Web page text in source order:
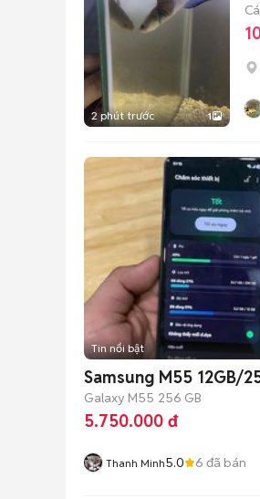
2 phút trước 1
Tin nổi bật
Samsung M55 12GB/
Galaxy M55 256 GB
5.750.000 đ
Thanh Minh5.0 6 đã bán